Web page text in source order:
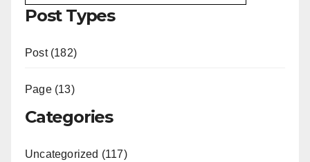
Post Types
Post (182)
Page (13)
Categories
Uncategorized (117)